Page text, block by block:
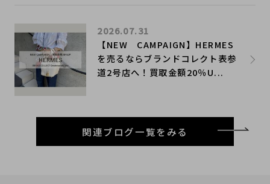
【NEW CAMPAIGN】HERMES
を売るならブランドコレクト表参
道2号店へ！買取金額20％U...
2026.07.31
関連ブログ一覧をみる